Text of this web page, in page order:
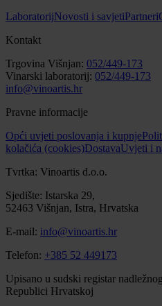
LaboratorijNovosti i savjetiPartneri
Kontakt
Trgovina Višnjan: 052/449-173
Vinarski laboratorij: 052/449-173
info@vinoartis.hr
Pravne informacije
Opći uvjeti poslovanja i kupnje
kolačića (cookies)DostavaUvjeti i
Tvrtka: Vinoartis d.o.o.
Sjedište: Istarska 29,
52463 Višnjan, Istra, Hrvatska
E-mail: info@vinoartis.hr
Telefon: +385 52 449173
Upisano u sudski registar
Republici Hrvatskoj